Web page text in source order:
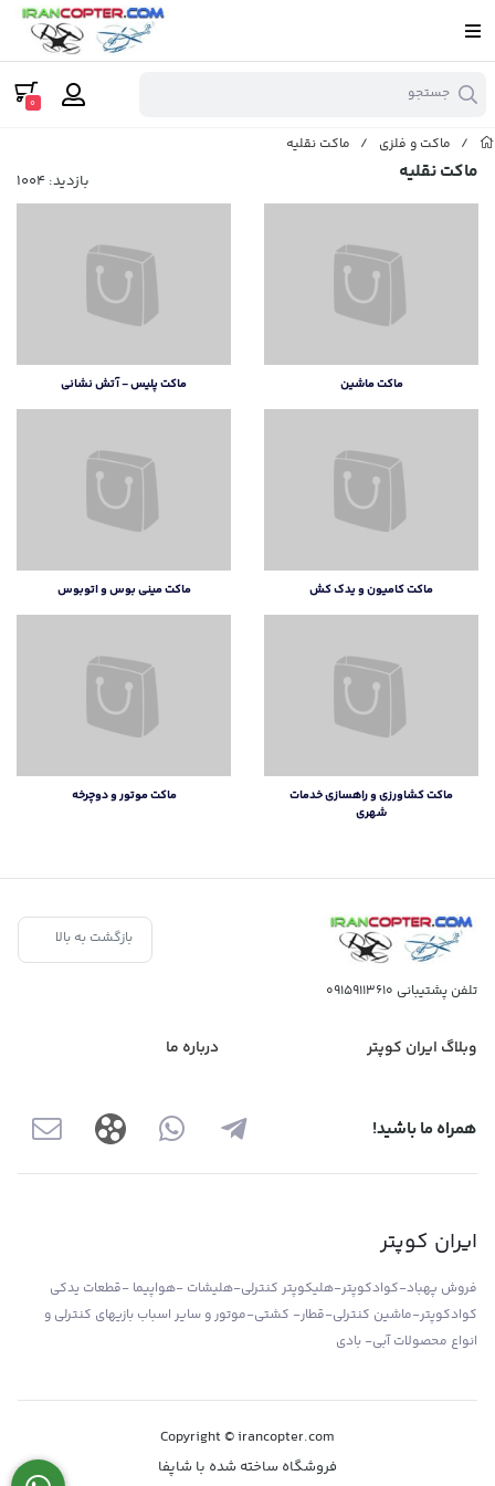
جستجو 0
/ ماکت و فلزی / ماکت نقلیه
ماکت نقلیه بازدید: 1004
ماکت ماشین ماکت پلیس - آتش نشانی
ماکت کامیون و یدک کش ماکت مینی بوس و اتوبوس
ماکت کشاورزی و راهسازی خدمات
شهری
ماکت موتور و دوچرخه
بازگشت به بالا
تلفن پشتیبانی 09159113610
وبلاگ ایران کوپتر درباره ما
همراه ما باشید!
ایران کوپتر
فروش پهباد-کوادکوپتر-هلیکوپتر کنترلی-هلیشات -هواپیما -قطعات یدکی
کوادکوپتر-ماشین کنترلی-قطار- کشتی-موتور و سایر اسباب بازیهای کنترلی و
انواع محصولات آبی- بادی
Copyright © irancopter.com
فروشگاه ساخته شده با شاپفا